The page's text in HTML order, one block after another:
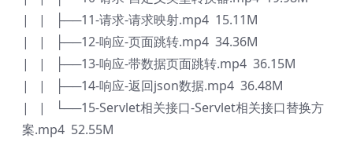
| | ├──11-请求-请求映射.mp4 15.11M
| | ├──12-响应-页面跳转.mp4 34.36M
| | ├──13-响应-带数据页面跳转.mp4 36.15M
| | ├──14-响应-返回json数据.mp4 36.48M
| | └──15-Servlet相关接口-Servlet相关接口替换方
案.mp4 52.55M